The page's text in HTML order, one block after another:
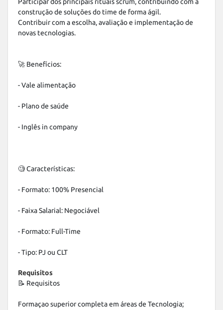
construção de soluções do time de forma ágil.
Contribuir com a escolha, avaliação e implementação de
novas tecnologias.
🚀 Benefícios:
- Vale alimentação
- Plano de saúde
- Inglês in company
🧐 Características:
- Formato: 100% Presencial
- Faixa Salarial: Negociável
- Formato: Full-Time
- Tipo: PJ ou CLT
Requisitos
📝 Requisitos
Formaçao superior completa em áreas de Tecnologia;